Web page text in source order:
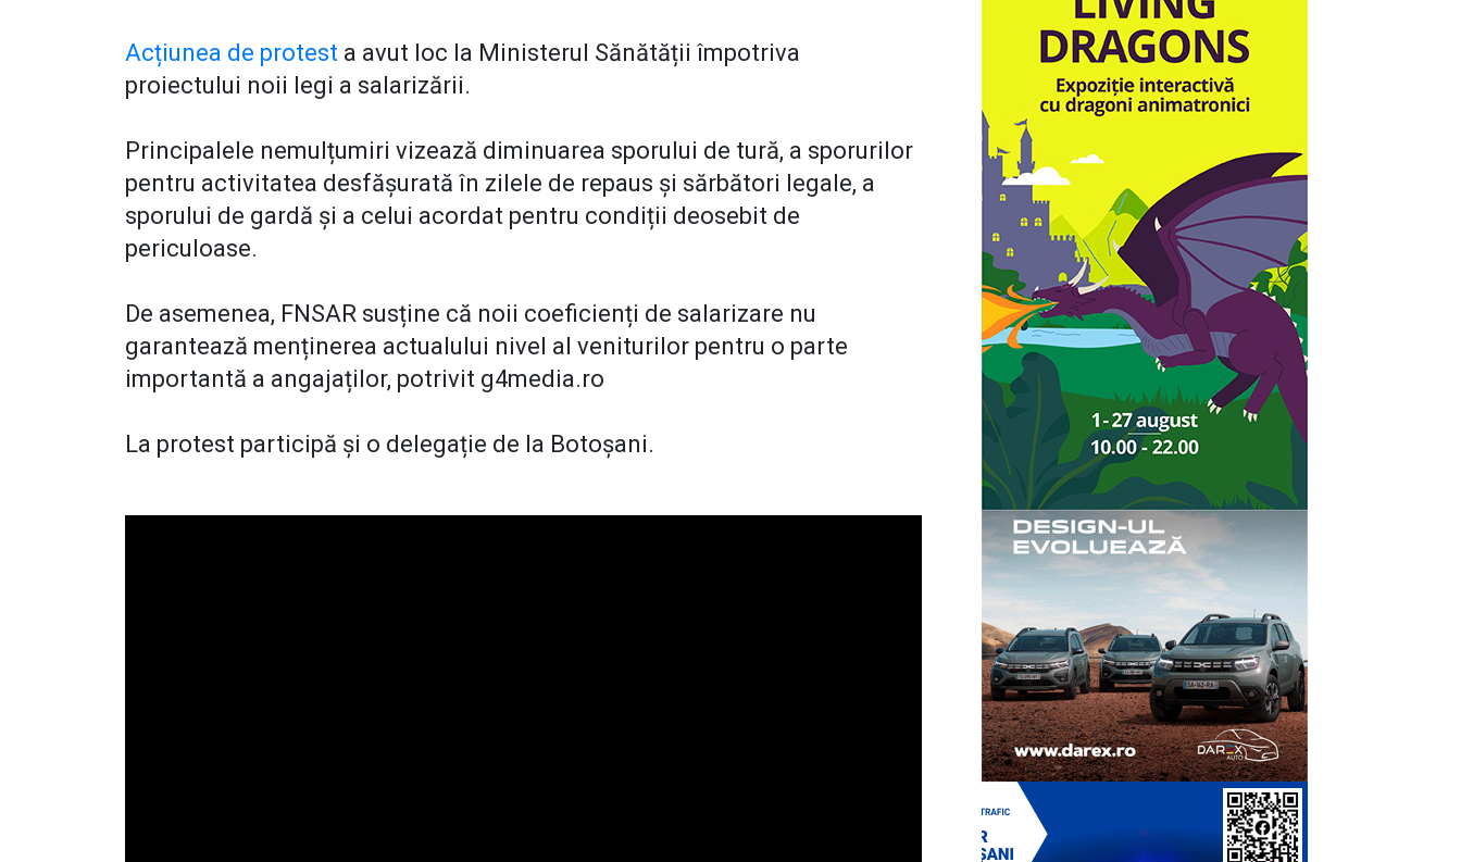
Acțiunea de protest a avut loc la Ministerul Sănătății împotriva
proiectului noii legi a salarizării.
Principalele nemulțumiri vizează diminuarea sporului de tură, a sporurilor
pentru activitatea desfășurată în zilele de repaus și sărbători legale, a
sporului de gardă și a celui acordat pentru condiții deosebit de
periculoase.
De asemenea, FNSAR susține că noii coeficienți de salarizare nu
garantează menținerea actualului nivel al veniturilor pentru o parte
importantă a angajaților, potrivit g4media.ro
La protest participă și o delegație de la Botoșani.